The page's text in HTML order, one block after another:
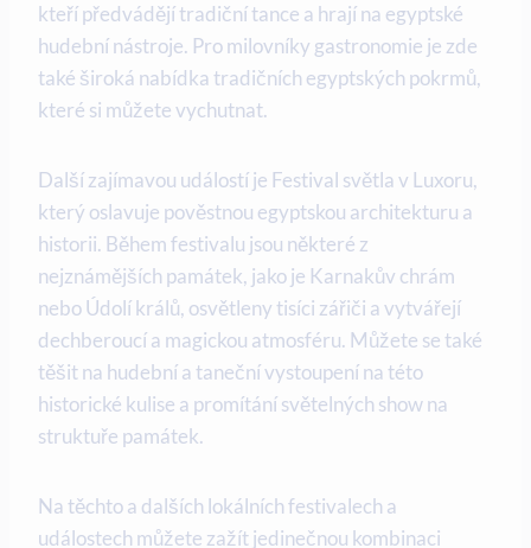
kteří předvádějí tradiční tance a hrají na egyptské
hudební nástroje. Pro milovníky gastronomie je zde
také široká nabídka tradičních egyptských pokrmů,
které si můžete vychutnat.
Další zajímavou událostí je Festival světla v Luxoru,
který oslavuje pověstnou egyptskou architekturu a
historii. Během festivalu jsou některé z
nejznámějších památek, jako je Karnakův chrám
nebo Údolí králů, osvětleny tisíci zářiči a vytvářejí
dechberoucí a magickou atmosféru. Můžete se také
těšit na hudební a taneční vystoupení na této
historické kulise a promítání světelných show na
struktuře památek.
Na těchto a dalších lokálních festivalech a
událostech můžete zažít jedinečnou kombinaci